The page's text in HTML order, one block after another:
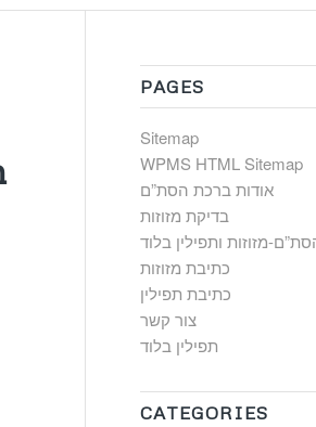
PAGES
Sitemap
WPMS HTML Sitemap
אודות ברכת הסת”ם
בדיקת מזוזות
מזוזות ותפילין בלוד
כתיבת מזוזות
כתיבת תפילין
צור קשר
תפילין בלוד
CATEGORIES